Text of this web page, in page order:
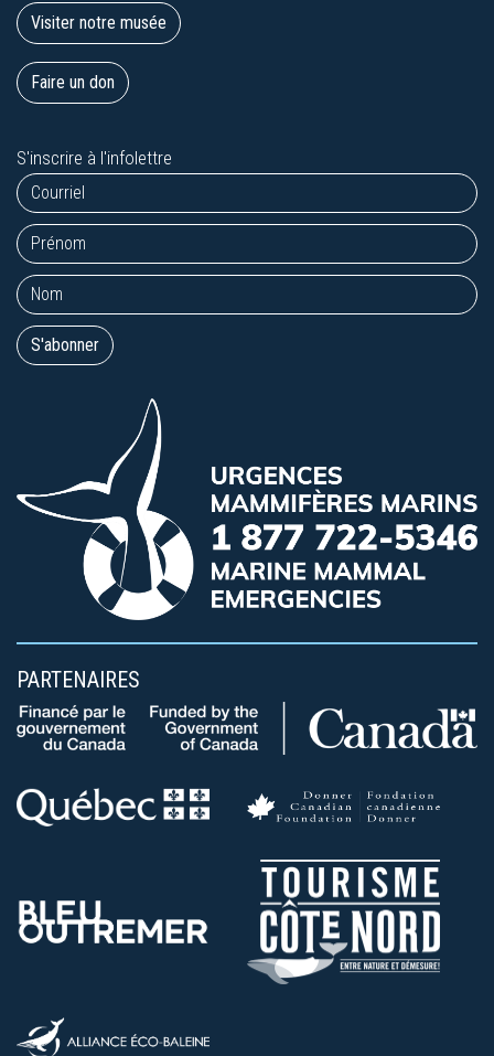
Visiter notre musée
Faire un don
S'inscrire à l'infolettre
PARTENAIRES